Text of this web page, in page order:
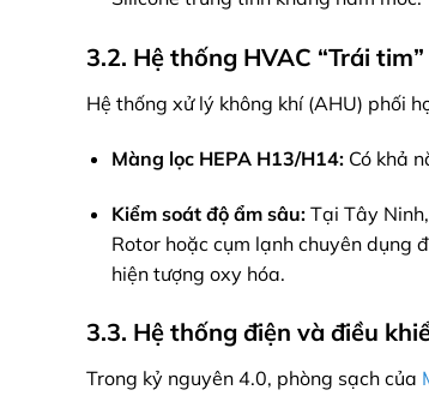
3.2. Hệ thống HVAC “Trái
Hệ thống xử lý không khí (AHU) phối
Màng lọc HEPA H13/H14:Có khả
Kiểm soát độ ẩm sâu:Tại Tây
Rotor hoặc cụm lạnh chuyên dụng
hiện tượng oxy hóa.
3.3. Hệ thống điện và điều
Trong kỷ nguyên 4.0, phòng sạch của